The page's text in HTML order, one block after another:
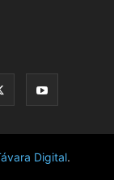
Digital.